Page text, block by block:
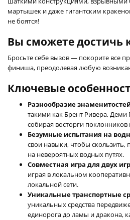
мартышек и даже гигантским
не боятся!
Вы сможете достичь
Бросьте себе вызов — покорите все
финиша, преодолевая любую
Ключевые
Разнообразие
такими как Брент Ривера, Деми
собирая восторги
Безумные испытания на
свои навыки, чтобы скользить,
на невероятных водных путях.
Совместная игра для двух
играя в локальном
локальной сети.
Уникальные транспортные
уникальных средства
единорога до ламы и дракона,